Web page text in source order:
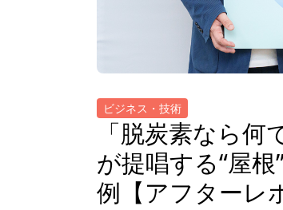
ビジネス・技術
「脱炭素なら
が提唱する“屋
例【アフターレ